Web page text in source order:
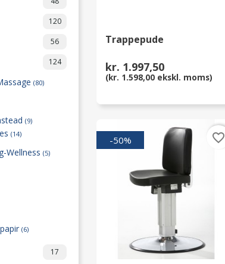
120
56
124
(80)
(9)
(14)
Wellness (5)
(6)
17
Trappepude
kr. 1.997,50
(kr. 1.598,00 ekskl. moms)
-50% favorite_border